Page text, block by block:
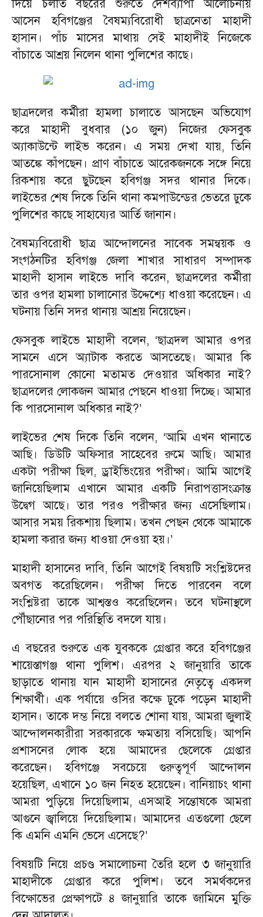
দিয়ে চলতি বছরের শুরুতে দেশব্যাপী আলোচনায়
আসেন হবিগঞ্জের বৈষম্যবিরোধী ছাত্রনেতা মাহাদী
হাসান। পাঁচ মাসের মাথায় সেই মাহাদীই নিজেকে
বাঁচাতে আশ্রয় নিলেন থানা পুলিশের কাছে।
ছাত্রদলের কর্মীরা হামলা চালাতে আসছেন অভিযোগ
করে মাহাদী বুধবার (১০ জুন) নিজের ফেসবুক
অ্যাকাউন্টে লাইভ করেন। এ সময় দেখা যায়, তিনি
আতঙ্কে কাঁপছেন। প্রাণ বাঁচাতে আরেকজনকে সঙ্গে নিয়ে
রিকশায় করে ছুটছেন হবিগঞ্জ সদর থানার দিকে।
লাইভের শেষ দিকে তিনি থানা কমপাউন্ডের ভেতরে ঢুকে
পুলিশের কাছে সাহায্যের আর্তি জানান।
বৈষম্যবিরোধী ছাত্র আন্দোলনের সাবেক সমন্বয়ক ও
সংগঠনটির হবিগঞ্জ জেলা শাখার সাধারণ সম্পাদক
মাহাদী হাসান লাইভে দাবি করেন, ছাত্রদলের কর্মীরা
তার ওপর হামলা চালানোর উদ্দেশ্যে ধাওয়া করেছেন। এ
ঘটনায় তিনি সদর থানায় আশ্রয় নিয়েছেন।
ফেসবুক লাইভে মাহাদী বলেন, ‘ছাত্রদল আমার ওপর
সামনে এসে অ্যাটাক করতে আসতেছে। আমার কি
পারসোনাল কোনো মতামত দেওয়ার অধিকার নাই?
ছাত্রদলের লোকজন আমার পেছনে ধাওয়া দিচ্ছে। আমার
কি পারসোনাল অধিকার নাই?’
লাইভের শেষ দিকে তিনি বলেন, ‘আমি এখন থানাতে
আছি। ডিউটি অফিসার সাহেবের রুমে আছি। আমার
একটা পরীক্ষা ছিল, ড্রাইভিংয়ের পরীক্ষা। আমি আগেই
জানিয়েছিলাম এখানে আমার একটি নিরাপত্তাসংক্রান্ত
উদ্বেগ আছে। তার পরও পরীক্ষার জন্য এসেছিলাম।
আসার সময় রিকশায় ছিলাম। তখন পেছন থেকে আমাকে
হামলা করার জন্য ধাওয়া দেওয়া হয়।’
মাহাদী হাসানের দাবি, তিনি আগেই বিষয়টি সংশ্লিষ্টদের
অবগত করেছিলেন। পরীক্ষা দিতে পারবেন বলে
সংশ্লিষ্টরা তাকে আশ্বস্তও করেছিলেন। তবে ঘটনাস্থলে
পৌঁছানোর পর পরিস্থিতি বদলে যায়।
এ বছরের শুরুতে এক যুবককে গ্রেপ্তার করে হবিগঞ্জের
শায়েস্তাগঞ্জ থানা পুলিশ। এরপর ২ জানুয়ারি তাকে
ছাড়াতে থানায় যান মাহাদী হাসানের নেতৃত্বে একদল
শিক্ষার্থী। এক পর্যায়ে ওসির কক্ষে ঢুকে পড়েন মাহাদী
হাসান। তাকে দম্ভ নিয়ে বলতে শোনা যায়, আমরা জুলাই
আন্দোলনকারীরা সরকারকে ক্ষমতায় বসিয়েছি। আপনি
প্রশাসনের লোক হয়ে আমাদের ছেলেকে গ্রেপ্তার
করেছেন। হবিগঞ্জে সবচেয়ে গুরুত্বপূর্ণ আন্দোলন
হয়েছিল, এখানে ১০ জন নিহত হয়েছেন। বানিয়াচং থানা
আমরা পুড়িয়ে দিয়েছিলাম, এসআই সন্তোষকে আমরা
আগুনে জ্বালিয়ে দিয়েছিলাম। আমাদের এতগুলো ছেলে
কি এমনি এমনি ভেসে এসেছে?’
বিষয়টি নিয়ে প্রচণ্ড সমালোচনা তৈরি হলে ৩ জানুয়ারি
মাহাদীকে গ্রেপ্তার করে পুলিশ। তবে সমর্থকদের
বিক্ষোভের প্রেক্ষাপটে ৪ জানুয়ারি তাকে জামিনে মুক্তি